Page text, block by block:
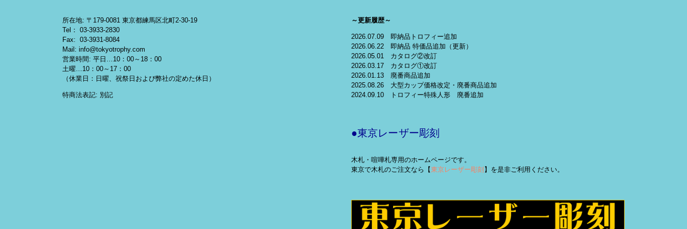
所在地: 〒179-0081 東京都練馬区北町2-30-19
Tel： 03-3933-2830
Fax: 03-3931-8084
Mail: info@tokyotrophy.com
営業時間: 平日…10：00～18：00
土曜…10：00～17：00
（休業日：日曜、祝祭日および弊社の定めた休日）
特商法表記: 別記
～更新履歴～
2026.07.09 即納品トロフィー追加
2026.06.22 即納品 特価品追加（更新）
2026.05.01 カタログ②改訂
2026.03.17 カタログ①改訂
2026.01.13 廃番商品追加
2025.08.26 大型カップ価格改定・廃番商品追加
2024.09.10 トロフィー特殊人形 廃番追加
●東京レーザー彫刻
木札・喧嘩札専用のホームページです。
東京で木札のご注文なら【東京レーザー彫刻】を是非ご利用ください。